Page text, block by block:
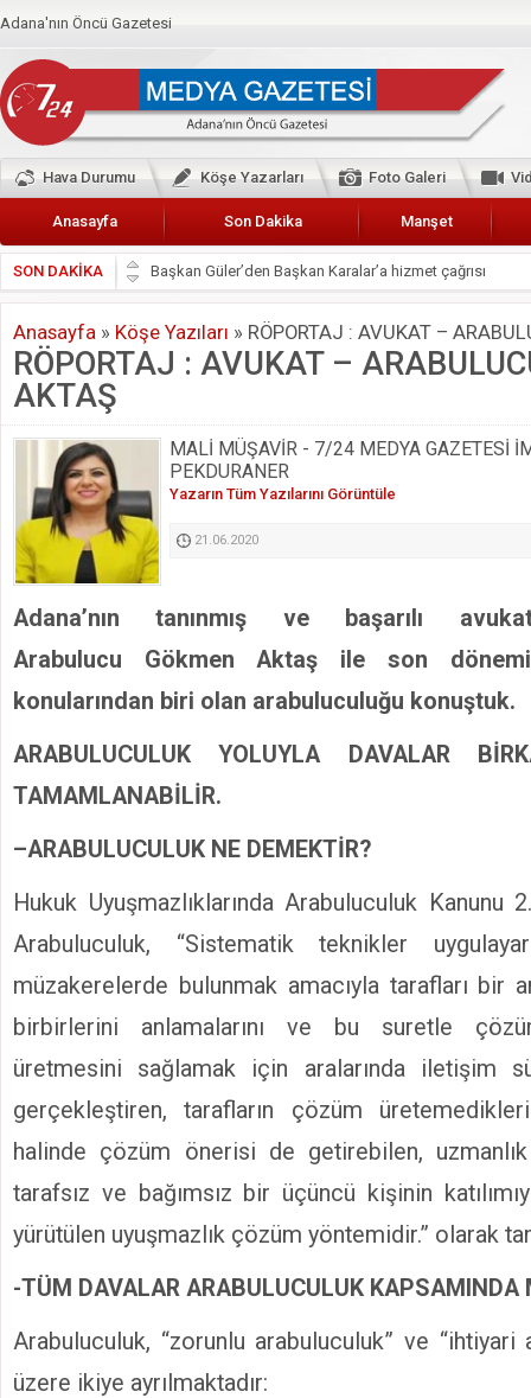
Adana'nın Öncü Gazetesi
Hava Durumu Köşe Yazarları Foto Galeri
Anasayfa Son Dakika Manşet
SON DAKİKA
Başkan Güler’den Başkan Karalar’a hizmet çağrısı
Lokantacılar ve Kebapçılar Esnaf Odası Başkanı Şefik
Hak-İş Abdurrahman Yücel
HDP İL BİNASININ ÖNÜNDE ANNELER TARİH
Hainler emellerine asla erişemeyecekler
BÖLGEMİZ ÇUKUROVA’DA 2019 YILI PAMUK
İyi Parti Yüreğir İlçe Başkanı Enis Akyürek
Kimyasallardan Koruma Derneği Başkanı Cennet Çelik
Anasayfa » Köşe Yazıları » RÖPORTAJ : AVUKAT –
RÖPORTAJ : AVUKAT –
AKTAŞ
MALİ MÜŞAVİR - 7/24 MEDYA GAZETESİ
PEKDURANER
Yazarın Tüm Yazılarını Görüntüle
21.06.2020
Adana’nın tanınmış ve başarılı
Arabulucu Gökmen Aktaş ile son
konularından biri olan arabuluculuğu konuştuk.
ARABULUCULUK YOLUYLA DAVALAR
TAMAMLANABİLİR.
–ARABULUCULUK NE DEMEKTİR?
Hukuk Uyuşmazlıklarında Arabuluculuk Kanunu
Arabuluculuk, “Sistematik teknikler
müzakerelerde bulunmak amacıyla tarafları bir
birbirlerini anlamalarını ve bu suretle
üretmesini sağlamak için aralarında iletişim
gerçekleştiren, tarafların çözüm
halinde çözüm önerisi de getirebilen,
tarafsız ve bağımsız bir üçüncü kişinin
yürütülen uyuşmazlık çözüm yöntemidir.” olarak
-TÜM DAVALAR ARABULUCULUK KAPSAMINDA
Arabuluculuk, “zorunlu arabuluculuk” ve “ihtiyari
üzere ikiye ayrılmaktadır: